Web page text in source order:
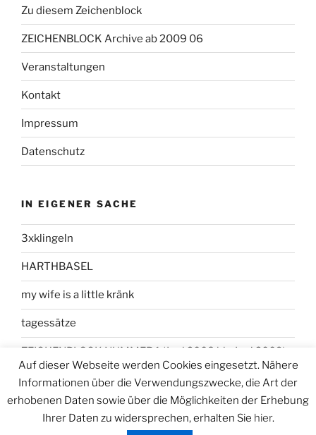
Zu diesem Zeichenblock
ZEICHENBLOCK Archive ab 2009 06
Veranstaltungen
Kontakt
Impressum
Datenschutz
IN EIGENER SACHE
3xklingeln
HARTHBASEL
my wife is a little kränk
tagessätze
ZEICHENBLOCK NUMMER 1 (Juni 2008 bis Juni 2009)
Stolz präsentiert von WordPress
Auf dieser Webseite werden Cookies eingesetzt. Nähere
Informationen über die Verwendungszwecke, die Art der
erhobenen Daten sowie über die Möglichkeiten der Erhebung
Ihrer Daten zu widersprechen, erhalten Sie hier.